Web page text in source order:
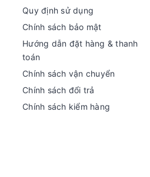
Quy định sử dụng
Chính sách bảo mật
Hướng dẫn đặt hàng & thanh
toán
Chính sách vận chuyển
Chính sách đổi trả
Chính sách kiểm hàng